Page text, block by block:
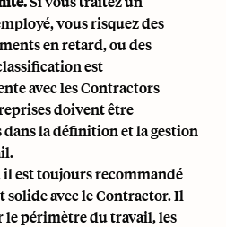
vous risquez des
en retard, ou des
est
avec les Contractors
doivent être
la définition et la gestion
est toujours recommandé
avec le Contractor. Il
périmètre du travail, les